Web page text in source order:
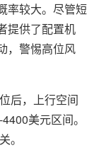
率较大。尽管短
提供了配置机
，警惕高位风
后，上行空间
美元区间。
。